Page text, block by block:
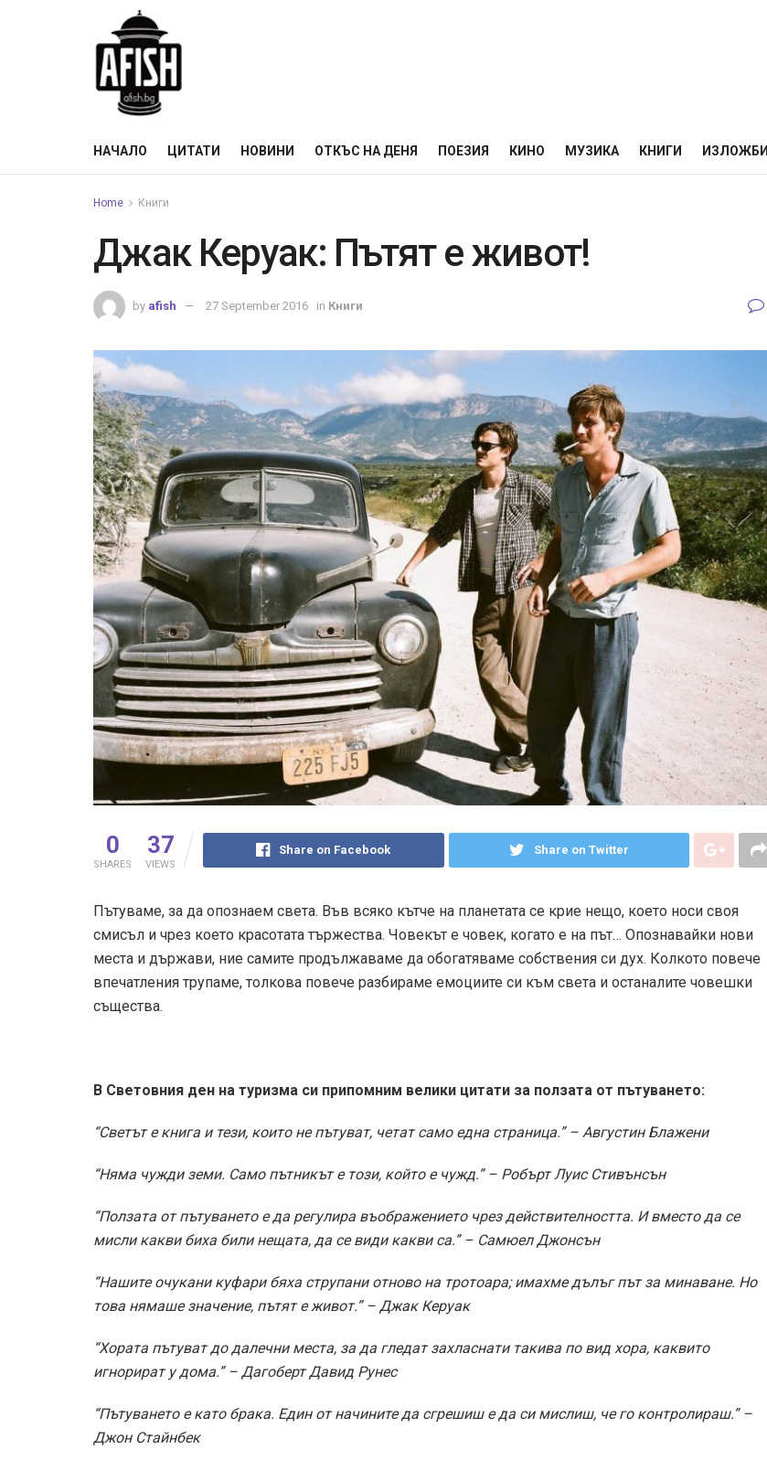
НАЧАЛО ЦИТАТИ НОВИНИ ОТКЪС НА ДЕНЯ ПОЕЗИЯ КИНО МУЗИКА КНИГИ ИЗЛОЖБИ
Home Книги
Джак Керуак: Пътят е живот!
by afish 27 September 2016 in Книги
0
SHARES
37
VIEWS
Share on Facebook Share on Twitter
Пътуваме, за да опознаем света. Във всяко кътче на планетата се крие нещо, което носи своя
смисъл и чрез което красотата тържества. Човекът е човек, когато е на път… Опознавайки нови
места и държави, ние самите продължаваме да обогатяваме собствения си дух. Колкото повече
впечатления трупаме, толкова повече разбираме емоциите си към света и останалите човешки
същества.
В Световния ден на туризма си припомним велики цитати за ползата от пътуването:
“Светът е книга и тези, които не пътуват, четат само една страница.” – Августин Блажени
“Няма чужди земи. Само пътникът е този, който е чужд.” – Робърт Луис Стивънсън
“Ползата от пътуването е да регулира въображението чрез действителността. И вместо да се
мисли какви биха били нещата, да се види какви са.” – Самюел Джонсън
“Нашите очукани куфари бяха струпани отново на тротоара; имахме дълъг път за минаване. Но
това нямаше значение, пътят е живот.” – Джак Керуак
“Хората пътуват до далечни места, за да гледат захласнати такива по вид хора, каквито
игнорират у дома.” – Дагоберт Давид Рунес
“Пътуването е като брака. Един от начините да сгрешиш е да си мислиш, че го контролираш.” –
Джон Стайнбек